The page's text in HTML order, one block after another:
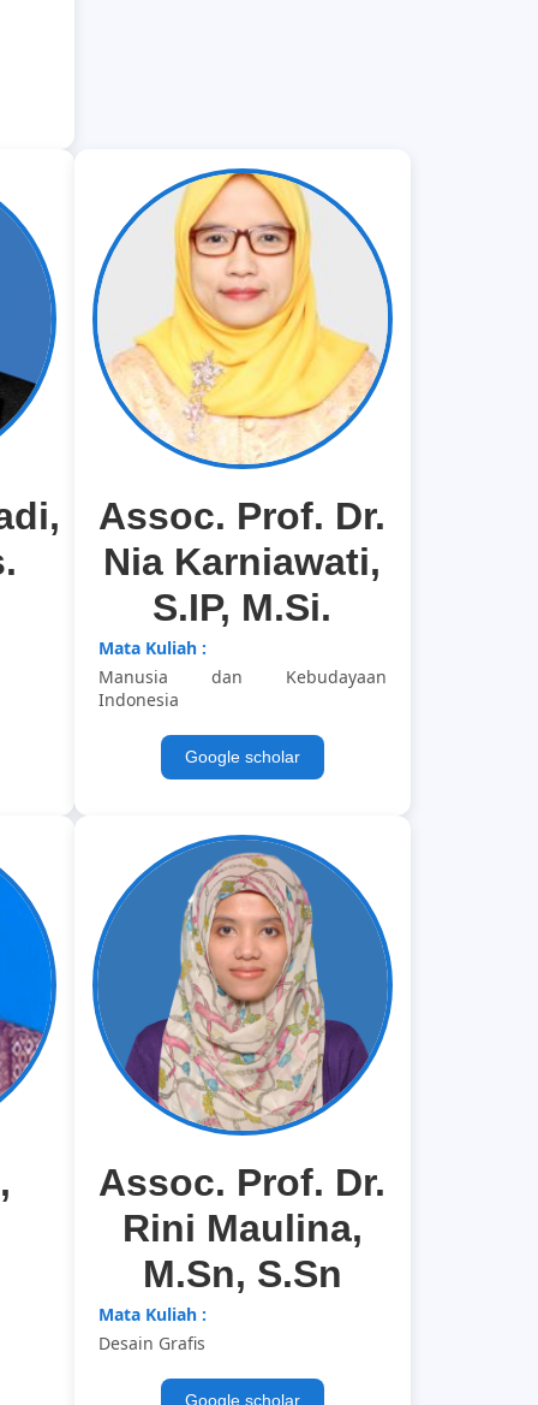
Assoc. Prof. Dr.
Nia Karniawati,
S.IP, M.Si.
Mata Kuliah :
Manusia dan Kebudayaan
Indonesia
Google scholar
Assoc. Prof. Dr.
Rini Maulina,
M.Sn, S.Sn
Mata Kuliah :
Desain Grafis
Google scholar